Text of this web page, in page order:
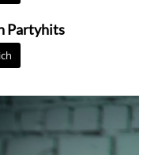
Partyhits